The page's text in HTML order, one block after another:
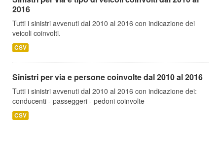
2016
Tutti i sinistri avvenuti dal 2010 al 2016 con indicazione dei
veicoli coinvolti.
CSV
Sinistri per via e persone coinvolte dal 2010 al 2016
Tutti i sinistri avvenuti dal 2010 al 2016 con indicazione dei:
conducenti - passeggeri - pedoni coinvolte
CSV